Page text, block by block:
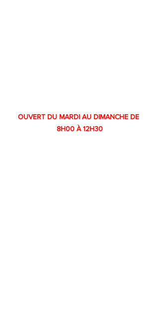
OUVERT DU MARDI AU DIMANCHE DE
8H00 À 12H30